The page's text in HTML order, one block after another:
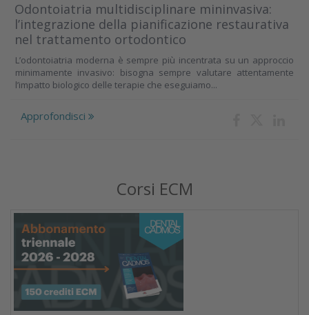
Odontoiatria multidisciplinare mininvasiva:
l’integrazione della pianificazione restaurativa
nel trattamento ortodontico
L’odontoiatria moderna è sempre più incentrata su un approccio
minimamente invasivo: bisogna sempre valutare attentamente
l’impatto biologico delle terapie che eseguiamo...
Approfondisci
Corsi ECM